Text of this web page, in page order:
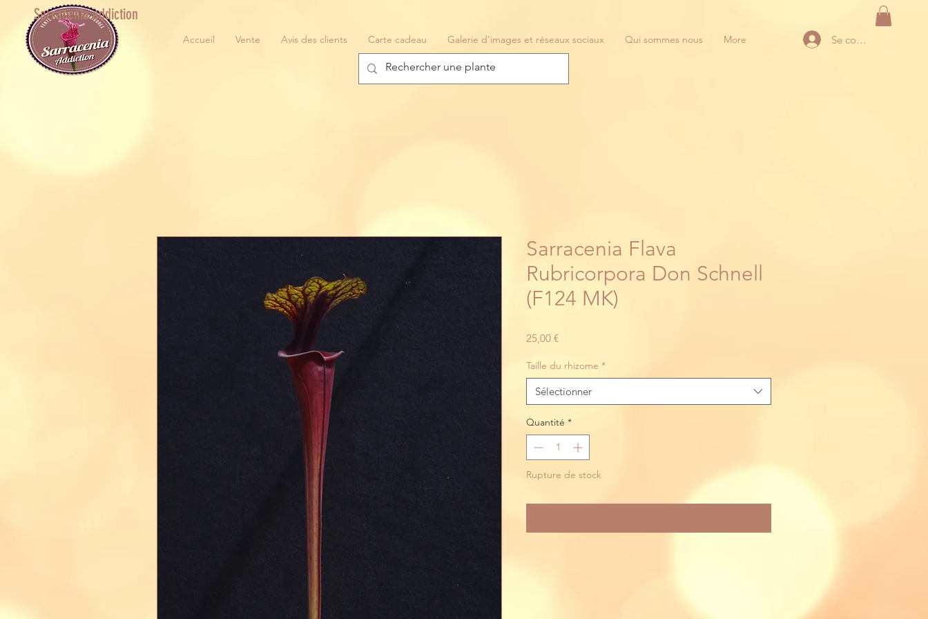
Sarracenia addiction
Accueil Vente Avis des clients Carte cadeau Galerie d'images et réseaux sociaux Qui sommes nous More Se connecter
Sarracenia Flava
Rubricorpora Don Schnell
(F124 MK)
25,00 €Prix
Taille du rhizome *
Sélectionner
Quantité *
Rupture de stock